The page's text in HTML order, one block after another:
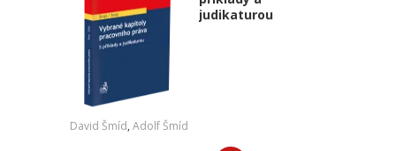
judikaturou
David Šmíd, Adolf Šmíd